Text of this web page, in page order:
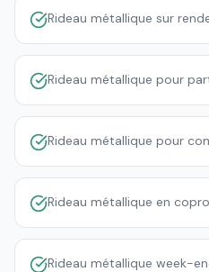
Rideau métallique sur
Rideau métallique pour
Rideau métallique pour
Rideau métallique en
Rideau métallique week-